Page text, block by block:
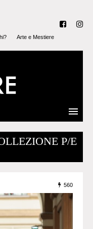
Arte e Mestiere
P/E
560